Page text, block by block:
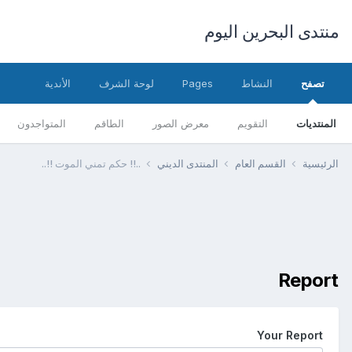
منتدى البحرين اليوم
تصفح
المنتديات التقويم معرض الصور الطاقم المتواجدون
النشاط Pages لوحة الشرف الأندية
الرئيسية القسم العام المنتدى الديني ..!! حكم تمني الموت !!..
Report
Your Report